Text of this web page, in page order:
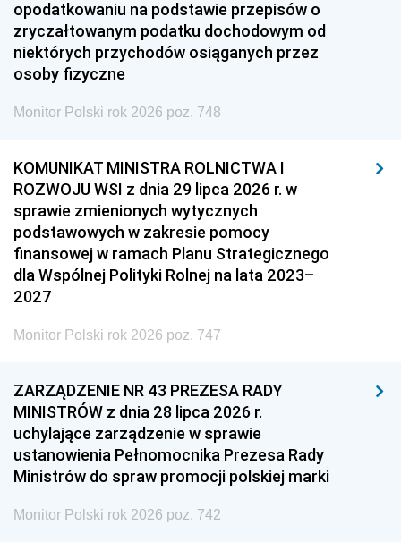
opodatkowaniu na podstawie przepisów o
zryczałtowanym podatku dochodowym od
niektórych przychodów osiąganych przez
osoby fizyczne
Monitor Polski rok 2026 poz. 748
KOMUNIKAT MINISTRA ROLNICTWA I
ROZWOJU WSI z dnia 29 lipca 2026 r. w
sprawie zmienionych wytycznych
podstawowych w zakresie pomocy
finansowej w ramach Planu Strategicznego
dla Wspólnej Polityki Rolnej na lata 2023–
2027
Monitor Polski rok 2026 poz. 747
ZARZĄDZENIE NR 43 PREZESA RADY
MINISTRÓW z dnia 28 lipca 2026 r.
uchylające zarządzenie w sprawie
ustanowienia Pełnomocnika Prezesa Rady
Ministrów do spraw promocji polskiej marki
Monitor Polski rok 2026 poz. 742